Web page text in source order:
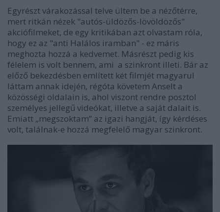
Egyrészt várakozással telve ültem be a nézőtérre,
mert ritkán nézek "autós-üldözős-lövöldözős"
akciófilmeket, de egy kritikában azt olvastam róla,
hogy ez az "anti Halálos iramban" - ez máris
meghozta hozzá a kedvemet. Másrészt pedig kis
félelem is volt bennem, ami a szinkront illeti. Bár az
előző bekezdésben említett két filmjét magyarul
láttam annak idején, régóta követem Anselt a
közösségi oldalain is, ahol viszont rendre posztol
személyes jellegű videókat, illetve a saját dalait is.
Emiatt „megszoktam” az igazi hangját, így kérdéses
volt, találnak-e hozzá megfelelő magyar szinkront.